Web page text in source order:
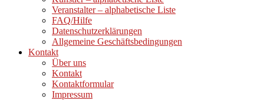
Veranstalter – alphabetische Liste
FAQ/Hilfe
Datenschutzerklärungen
Allgemeine Geschäftsbedingungen
Kontakt
Über uns
Kontakt
Kontaktformular
Impressum